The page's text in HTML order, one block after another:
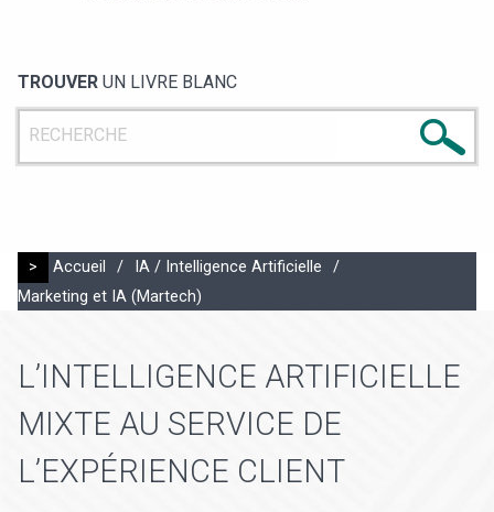
TROUVER UN LIVRE BLANC
> Accueil / IA / Intelligence Artificielle
/
Marketing et IA (Martech)
L’INTELLIGENCE ARTIFICIELLE
MIXTE AU SERVICE DE
L’EXPÉRIENCE CLIENT